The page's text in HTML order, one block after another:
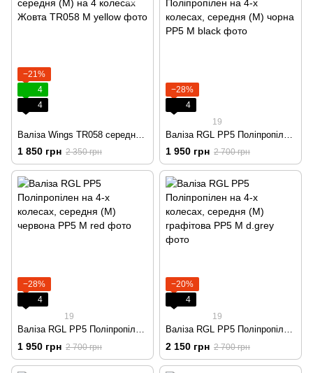
−21%
4
4
1 850 грн 2 350 грн
−28%
4
19
1 950 грн 2 700 грн
−28%
4
19
Валіза RGL PP5 Поліпропілен на 4-х колесах, середня (M) червона
1 950 грн 2 700 грн
−20%
4
19
Валіза RGL PP5 Поліпропілен на 4-х колесах, середня (M) графітова
2 150 грн 2 700 грн